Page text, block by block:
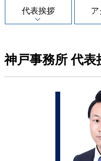
代表挨拶 ア
神戸事務所 代表